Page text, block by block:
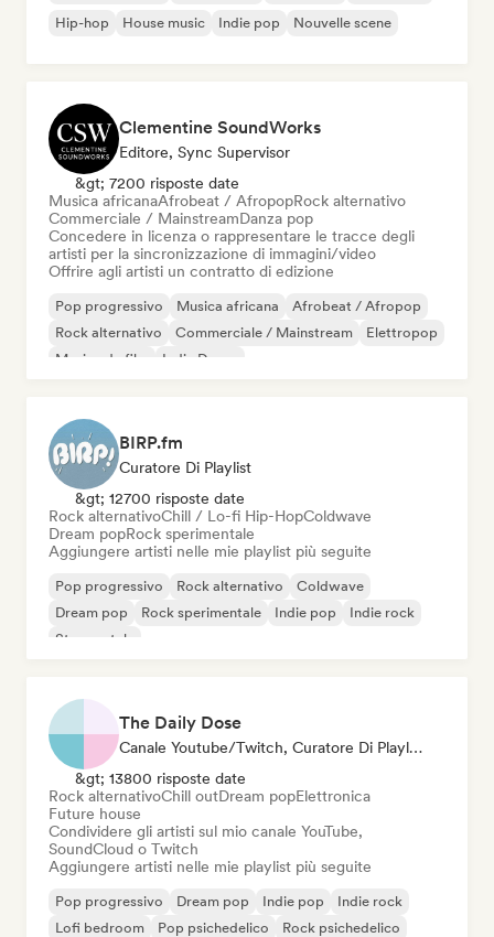
Hip-hop
House music Indie pop Nouvelle scene
Clementine SoundWorks
Editore, Sync Supervisor
&gt; 7200 risposte date
Musica africanaAfrobeat / AfropopRock alternativo
Commerciale / MainstreamDanza pop
Concedere in licenza o rappresentare le tracce degli
artisti per la sincronizzazione di immagini/video
Offrire agli artisti un contratto di edizione
Pop progressivo Musica africana
Afrobeat / Afropop
Rock alternativo
Commerciale / Mainstream
Elettropop
Musica da film
Indie Dance
BIRP.fm
Curatore Di Playlist
&gt; 12700 risposte date
Rock alternativoChill / Lo-fi Hip-HopColdwave
Dream popRock sperimentale
Aggiungere artisti nelle mie playlist più seguite
Pop progressivo Rock alternativo
Coldwave
Dream pop
Rock sperimentale Indie pop
Indie rock
Strumentale
The Daily Dose
Canale Youtube/Twitch, Curatore Di Playlist
&gt; 13800 risposte date
Rock alternativoChill outDream popElettronica
Future house
Condividere gli artisti sul mio canale YouTube,
SoundCloud o Twitch
Aggiungere artisti nelle mie playlist più seguite
Pop progressivo Dream pop Indie pop
Indie rock
Lofi bedroom
Pop psichedelico
Rock psichedelico